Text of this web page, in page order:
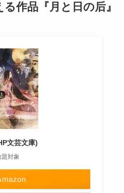
作品『月と日の后』
文芸文庫)
対象